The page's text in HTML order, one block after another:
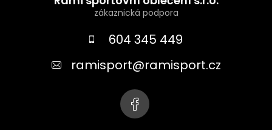
604 345 449
ramisport@ramisport.cz